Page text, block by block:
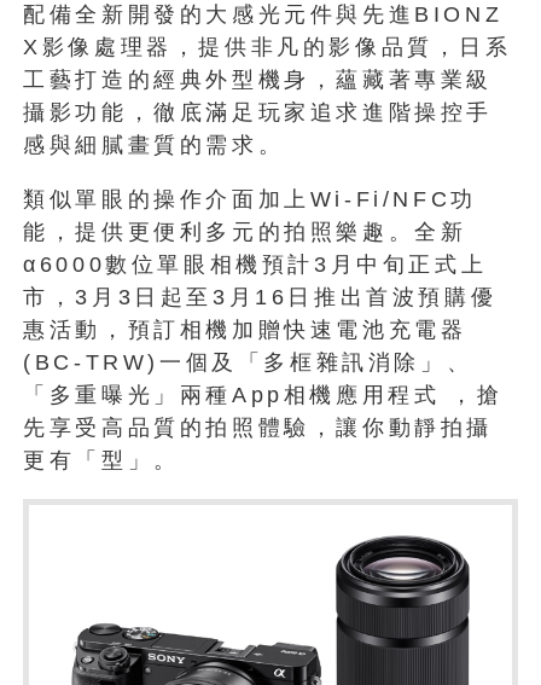
配備全新開發的大感光元件與先進BIONZ
X影像處理器，提供非凡的影像品質，日系
工藝打造的經典外型機身，蘊藏著專業級
攝影功能，徹底滿足玩家追求進階操控手
感與細膩畫質的需求。
類似單眼的操作介面加上Wi-Fi/NFC功
能，提供更便利多元的拍照樂趣。全新
α6000數位單眼相機預計3月中旬正式上
市，3月3日起至3月16日推出首波預購優
惠活動，預訂相機加贈快速電池充電器
(BC-TRW)一個及「多框雜訊消除」、
「多重曝光」兩種App相機應用程式 ，搶
先享受高品質的拍照體驗，讓你動靜拍攝
更有「型」。